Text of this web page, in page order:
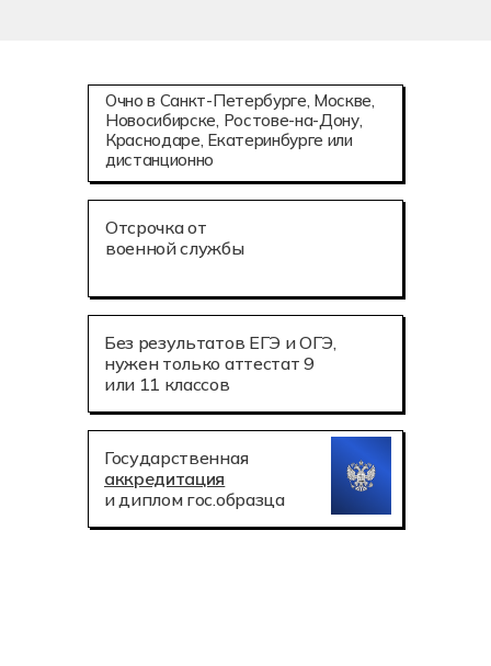
Государственная
аккредитация
и диплом гос.образца
Отсрочка от
военной службы
Без результатов ЕГЭ и ОГЭ,
нужен только аттестат 9
или 11 классов
Очно в Санкт-Петербурге, Москве,
Новосибирске, Ростове-на-Дону,
Краснодаре, Екатеринбурге или
дистанционно